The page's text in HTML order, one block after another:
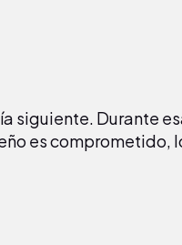
siguiente. Durante
es comprometido,